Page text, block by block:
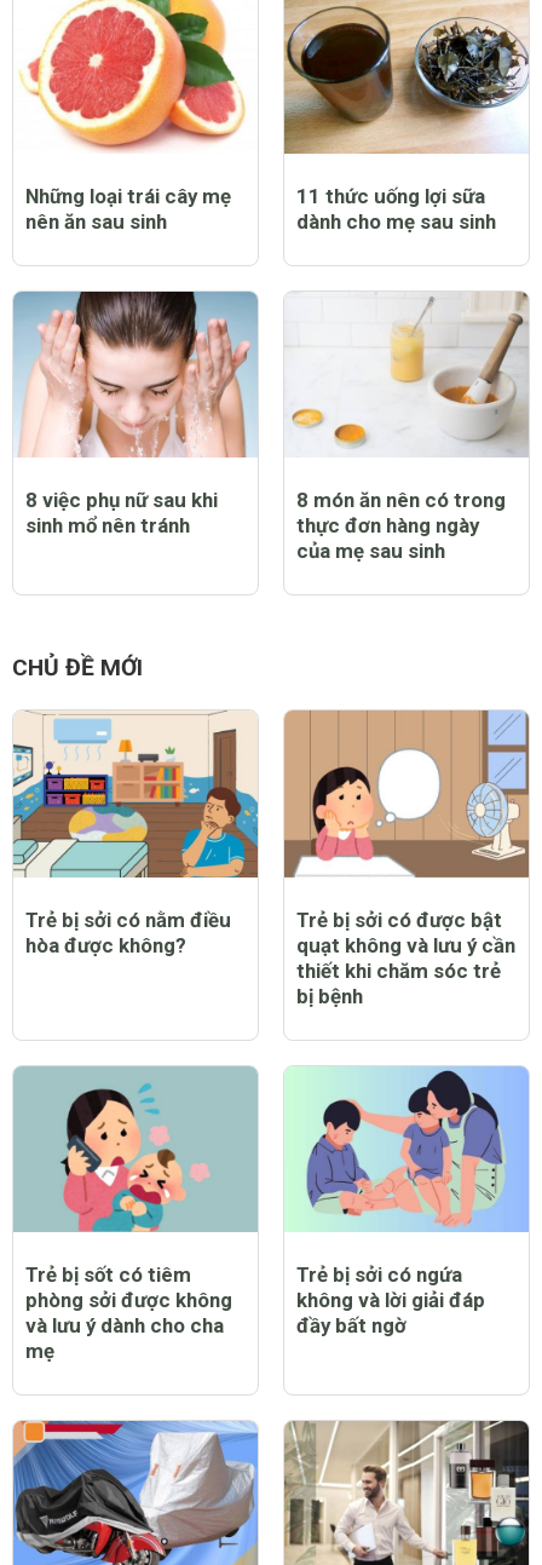
Những loại trái cây mẹ
nên ăn sau sinh
11 thức uống lợi sữa
dành cho mẹ sau sinh
8 việc phụ nữ sau khi
sinh mổ nên tránh
8 món ăn nên có trong
thực đơn hàng ngày
của mẹ sau sinh
CHỦ ĐỀ MỚI
Trẻ bị sởi có nằm điều
hòa được không?
Trẻ bị sởi có được bật
quạt không và lưu ý cần
thiết khi chăm sóc trẻ
bị bệnh
Trẻ bị sốt có tiêm
phòng sởi được không
và lưu ý dành cho cha
mẹ
Trẻ bị sởi có ngứa
không và lời giải đáp
đầy bất ngờ